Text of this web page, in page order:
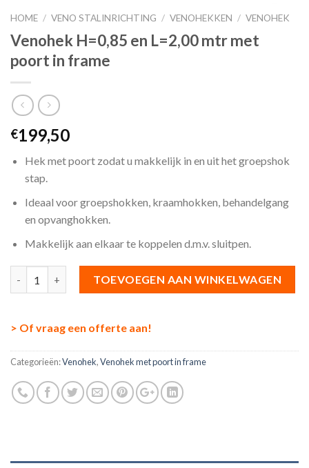
HOME / VENO STALINRICHTING / VENOHEKKEN / VENOHEK
Venohek H=0,85 en L=2,00 mtr met
poort in frame
€199,50
Hek met poort zodat u makkelijk in en uit het groepshok
stap.
Ideaal voor groepshokken, kraamhokken, behandelgang
en opvanghokken.
Makkelijk aan elkaar te koppelen d.m.v. sluitpen.
TOEVOEGEN AAN WINKELWAGEN
> Of vraag een offerte aan!
Categorieën:Venohek,Venohek met poort in frame